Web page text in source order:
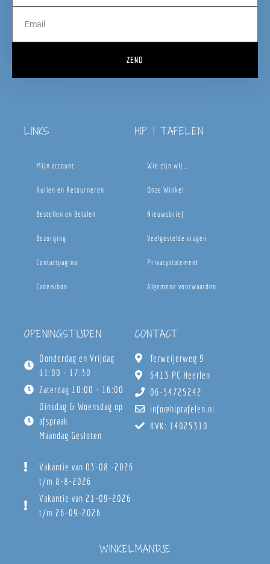
ZEND
LINKS
Mijn account
Ruilen en Retourneren
Bestellen en Betalen
Bezorging
Contactpagina
Cadeaubon
HIP | TAFELEN
Wie zijn wij…
Onze Winkel
Nieuwsbrief
Veelgestelde vragen
Privacystatement
Algemene voorwaarden
OPENINGSTIJDEN
Donderdag en Vrijdag
11:00 - 17:30
Zaterdag 10:00 - 16:00
Dinsdag & Woensdag op
afspraak
Maandag Gesloten
Vakantie van 03-08 -2026
t/m 8-8-2026
Vakantie van 21-09-2026
t/m 26-09-2026
CONTACT
Terweijerweg 9
6413 PC Heerlen
06-54725242
info@hiptafelen.nl
KVK: 14025310
WINKELMANDJE